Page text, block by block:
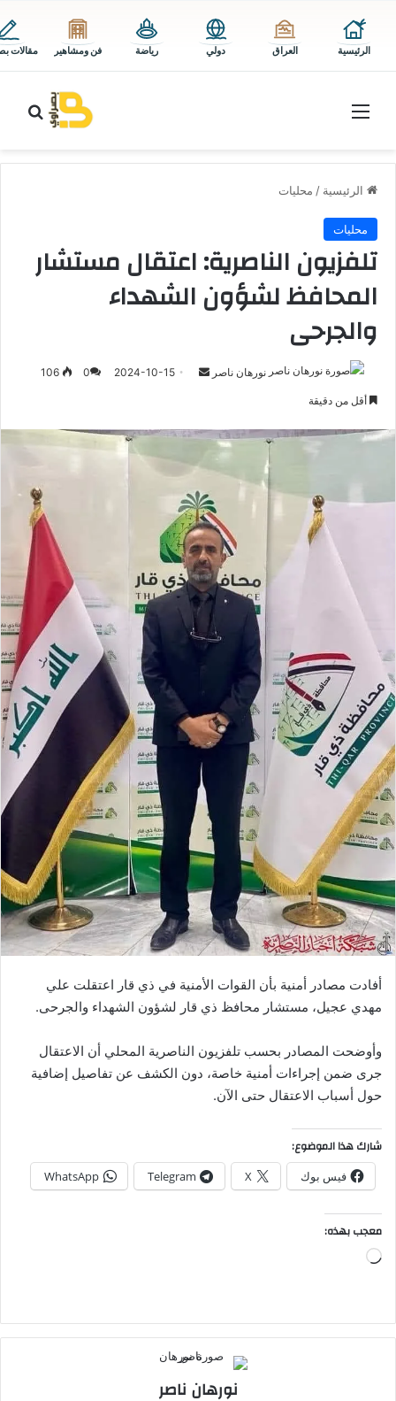
الرئيسية العراق دولي رياضة فن ومشاهير مقالات
القائمة
الرئيسية / محليات
محليات
تلفزيون الناصرية: اعتقال مستشار
المحافظ لشؤون الشهداء
والجرحى
نورهان ناصر
أرسل 2024-10-15
0
أقل من دقيقة
أفادت مصادر أمنية بأن القوات الأمنية في ذي قار اعتقلت علي
مهدي عجيل، مستشار محافظ ذي قار لشؤون الشهداء والجرحى.
وأوضحت المصادر بحسب تلفزيون الناصرية المحلي أن الاعتقال
جرى ضمن إجراءات أمنية خاصة، دون الكشف عن تفاصيل إضافية
حول أسباب الاعتقال حتى الآن.
شارك هذا الموضوع:
فيس بوك X
Telegram
WhatsApp
معجب بهذه:
جاري
نورهان ناصر